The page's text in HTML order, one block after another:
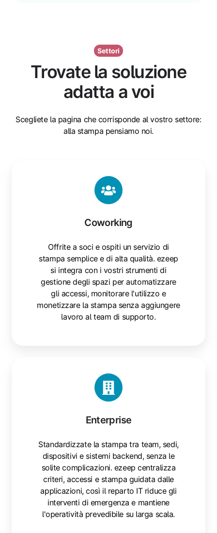
Settori
Trovate la soluzione
adatta a voi
Scegliete la pagina che corrisponde al vostro settore:
alla stampa pensiamo noi.
Coworking
Offrite a soci e ospiti un servizio di
stampa semplice e di alta qualità. ezeep
si integra con i vostri strumenti di
gestione degli spazi per automatizzare
gli accessi, monitorare l'utilizzo e
monetizzare la stampa senza aggiungere
lavoro al team di supporto.
Enterprise
Standardizzate la stampa tra team, sedi,
dispositivi e sistemi backend, senza le
solite complicazioni. ezeep centralizza
criteri, accessi e stampa guidata dalle
applicazioni, così il reparto IT riduce gli
interventi di emergenza e mantiene
l'operatività prevedibile su larga scala.